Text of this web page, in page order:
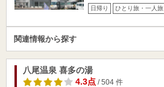
日帰り ひとり旅・一人旅
関連情報から探す
八尾温泉 喜多の湯
4.3点/ 504 件